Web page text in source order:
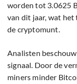
worden tot 3.0625
van dit jaar, wat
de cryptomunt.
Analisten
signaal. Door de
miners minder